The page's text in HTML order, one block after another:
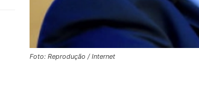
Foto: Reprodução / Internet